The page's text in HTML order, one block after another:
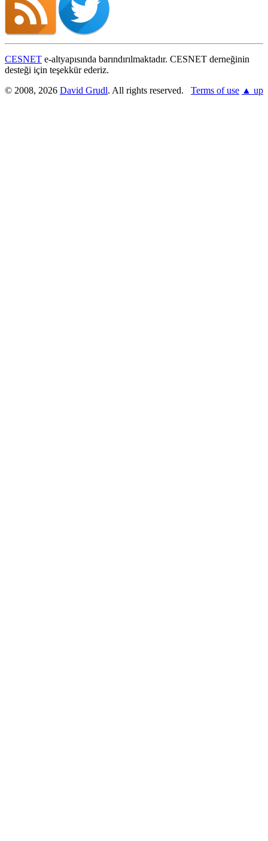
CESNET e-altyapısında barındırılmaktadır. CESNET derneğinin
desteği için teşekkür ederiz.
© 2008, 2026 David Grudl. All rights reserved. Terms of use ▲ up